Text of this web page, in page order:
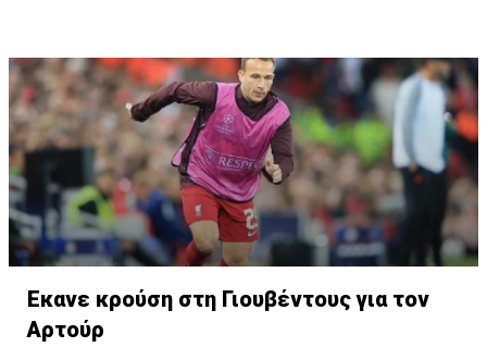
Έκανε κρούση στη Γιουβέντους για τον
Αρτούρ